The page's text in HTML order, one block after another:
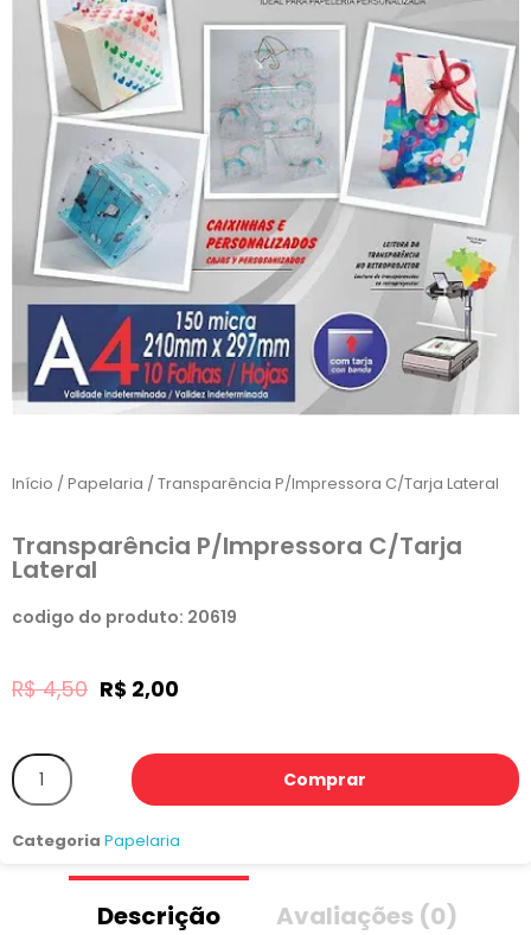
Início /Papelaria / Transparência P/Impressora C/Tarja Lateral
Transparência P/Impressora C/Tarja
Lateral
codigo do produto: 20619
R$4,50 R$ 2,00
Comprar
Categoria Papelaria
Descrição Avaliações (0)